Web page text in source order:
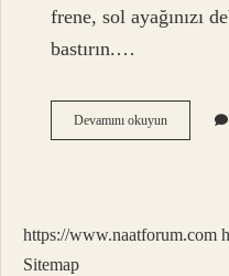
frene, sol ayağınızı
bastırın.…
Devamını okuyunIlk
Araba
https://www.naatforum.com
Sitemap